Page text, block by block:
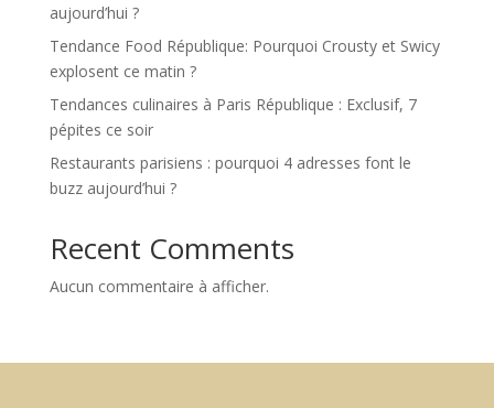
aujourd’hui ?
Tendance Food République: Pourquoi Crousty et Swicy
explosent ce matin ?
Tendances culinaires à Paris République : Exclusif, 7
pépites ce soir
Restaurants parisiens : pourquoi 4 adresses font le
buzz aujourd’hui ?
Recent Comments
Aucun commentaire à afficher.